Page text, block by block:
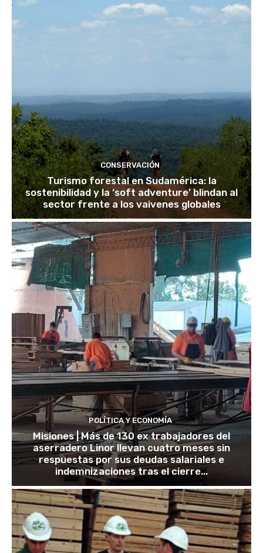
CONSERVACIÓN
Turismo forestal en Sudamérica: la
sostenibilidad y la ‘soft adventure’ blindan al
sector frente a los vaivenes globales
POLÍTICA Y ECONOMÍA
Misiones | Más de 130 ex trabajadores del
aserradero Linor llevan cuatro meses sin
respuestas por sus deudas salariales e
indemnizaciones tras el cierre...